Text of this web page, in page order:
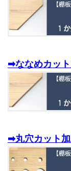
➡ななめカッ
➡丸穴カット